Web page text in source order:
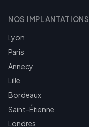
NOS IMPLANTATIONS
Lyon
Paris
Annecy
Lille
Bordeaux
Saint-Étienne
Londres